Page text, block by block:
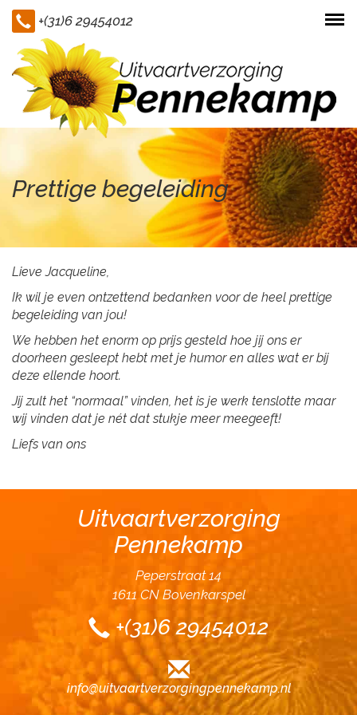
+(31)6 29454012
Prettige begeleiding
Lieve Jacqueline,
Ik wil je even ontzettend bedanken voor de heel prettige
begeleiding van jou!
We hebben het enorm op prijs gesteld hoe jij ons er
doorheen gesleept hebt met je humor en alles wat er bij
deze ellende hoort.
Jij zult het “normaal” vinden, het is je werk tenslotte maar
wij vinden dat je nét dat stukje meer meegeeft!
Liefs van ons
Uitvaartverzorging
Pennekamp
Peperstraat 14
1611 CN Bovenkarspel
+(31)6 29454012
info@uitvaartverzorgingpennekamp.nl